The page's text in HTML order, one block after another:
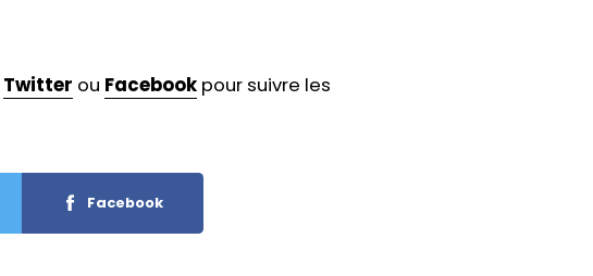
Twitter ou Facebookpour suivre les
Facebook